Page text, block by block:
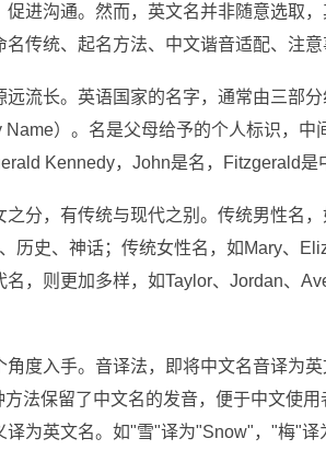
促进沟通。然而，英文名并非随意选取
传统、起名方法、中文谐音适配、注
远流长。英语国家的名字，通常由三部
Name）。名是父母给予的个人标识，
Kennedy，John是名，Fitzgerald是
之分，有传统与现代之别。传统男性名
历史、神话；传统女性名，如Mary、
名，则更加多样，如Taylor、Jordan、
角度入手。音译法，即将中文名音译为
法保留了中文名的发音，便于中文使
译为英文名。如"雪"译为"Snow"，"梅"